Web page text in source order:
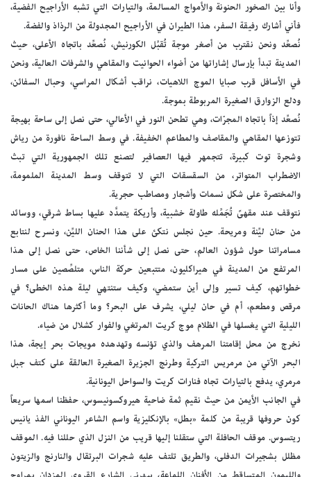
وأنا بين الصخور الحنونة والأمواج المسالمة، والتيارات التي تشبه الأراجيح الفضية،
فأني أشارك رفيقة السفر، هذا الطيران في الأراجيح المجدولة من الرذاذ والفضة.
نُصعِّد ونحن نقترب من أصغر موجة تُقبِّل الكورنيش، نُصعِّد باتجاه الأعلى، حيث
المدينة تبدأ بإرسال إشاراتها من أضواء الحوانيت والمقاهي والشرفات العالية، ونحن
في الأسافل قرب صبايا الموج اللاهيات، نراقب أشكال المراسي، وحبال السفائن،
ودلع الزوارق الصغيرة المربوطة بموجة.
نُصعِّد إذاً باتجاه المجرّات، وهي تطحن النور في الأعالي، حتى نصل إلى ساحة بهيجة
تتوزعها المقاهي والمقاصف والمطاعم الخفيفة. في وسط الساحة نافورة من رياش
وشجرة توت كبيرة، تتجمهر فيها العصافير لتصنع تلك الجمهورية التي تبث
الاضطراب المتواتر، من السقسقات التي لا تتوقف وسط المدينة الملمومة،
والمختصرة على شكل نسمات وأشجار ومصاطب حجرية.
نتوقف عند مقهىً تُجَمِّله طاولة خشبية، وأريكة يتمدَّد عليها بساط شرقي، ووسائد
من حنان ليِّنة ومريحة. حين نجلس نتكئ على هذا الحنان الليِّن، ونسرح لنتابع
مسامراتنا حول شؤون العالم، حتى نصل إلى شأننا الخاص، حتى نصل إلى هذا
المرتفع من المدينة في هيراكليون، متتبعين حركة الناس، متلصِّصين على مسار
خطواتهم، كيف تسير وإلى أين ستمضي، وكيف ستنتهي ليلة هذه الخطى؟ في
مرقص ومطعم، أم في حان ليلي، يشرف على البحر؟ وما أكثرها هناك الحانات
الليلية التي يغسلها في الظلام موج كريت المرتغي والفوار كشلال من ضياء.
نخرج من محل إقامتنا المرهف والذي تؤنسه وتهدهده مويجات بحر إيجة، هذا
البحر الآتي من مرمريس التركية وطرنج الجزيرة الصغيرة العالقة على كتف جبل
مرمري، يدفع بالتيارات تجاه فنارات كريت والسواحل اليونانية.
في الجانب الأيمن من حيث نقيم ثمة ضاحية هيروكسونيسوس، حفظنا اسمها سريعاً
كون حروفها قريبة من كلمة «بطل» بالإنكليزية واسم الشاعر اليوناني الفذ يانيس
ريتسوس. موقف الحافلة التي ستقلنا إليها قريب من النزل الذي حللنا فيه. الموقف
مظلل بشجيرات الدفلى، والطريق تلتف عليه شجرات البرتقال والنارنج والزيتون